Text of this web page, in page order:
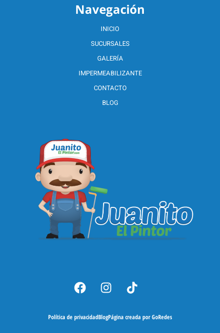
Navegación
INICIO
SUCURSALES
GALERÍA
IMPERMEABILIZANTE
CONTACTO
BLOG
Política de privacidadBlogPágina creada por GoRedes